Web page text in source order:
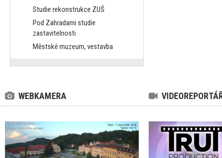
Studie rekonstrukce ZUŠ
Pod Zahradami studie
zastavitelnosti
Městské muzeum, vestavba
WEBKAMERA